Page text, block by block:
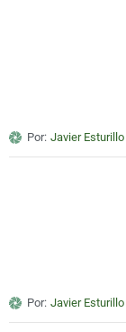
Por: Javier Esturillo
Por: Javier Esturillo